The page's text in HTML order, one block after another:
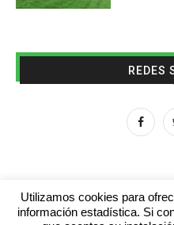
REDES
Utilizamos cookies para
información estadística. Si